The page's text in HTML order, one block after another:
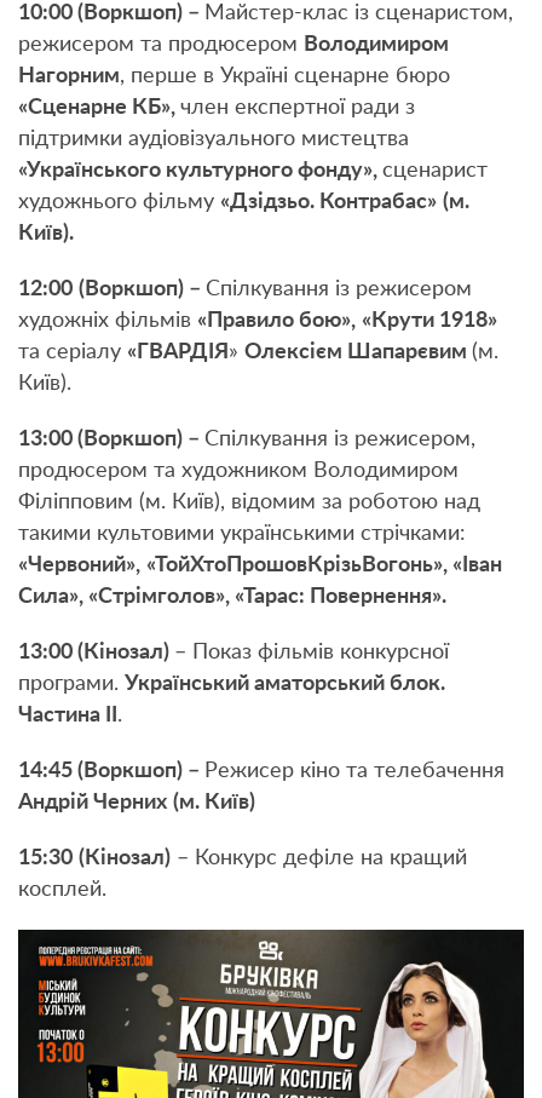
10:00 (Воркшоп) – Майстер-клас із сценаристом,
режисером та продюсером Володимиром
Нагорним, перше в Україні сценарне бюро
«Сценарне КБ», член експертної ради з
підтримки аудіовізуального мистецтва
«Українського культурного фонду», сценарист
художнього фільму «Дзідзьо. Контрабас» (м.
Київ).
12:00 (Воркшоп) – Спілкування із режисером
художніх фільмів «Правило бою», «Крути 1918»
та серіалу «ГВАРДІЯ » Олексієм Шапарєвим (м.
Київ).
13:00 (Воркшоп) – Спілкування із режисером,
продюсером та художником Володимиром
Філіпповим (м. Київ), відомим за роботою над
такими культовими українськими стрічками:
«Червоний», «ТойХтоПрошовКрізьВогонь», «Іван
Сила», «Стрімголов», «Тарас: Повернення».
13:00 (Кінозал) – Показ фільмів конкурсної
програми. Український аматорський блок.
Частина ІІ .
14:45 (Воркшоп) – Режисер кіно та телебачення
Андрій Черних (м. Київ)
15:30 (Кінозал) – Конкурс дефіле на кращий
косплей.